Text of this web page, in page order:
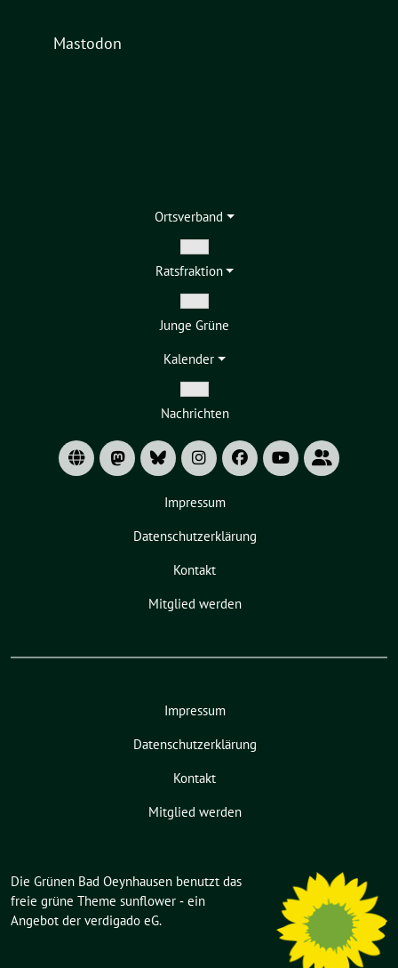
Mastodon
Ortsverband
Zeige
Untermenü
Ratsfraktion
Zeige
Untermenü
Junge Grüne
Kalender
Zeige
Untermenü
Nachrichten
Impressum
Datenschutzerklärung
Kontakt
Mitglied werden
Impressum
Datenschutzerklärung
Kontakt
Mitglied werden
Die Grünen Bad Oeynhausen benutzt das
freie grüne Theme sunflower ‐ ein
Angebot der verdigado eG.